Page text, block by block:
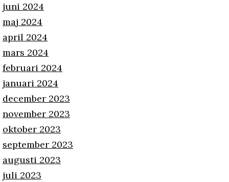
juni 2024
maj 2024
april 2024
mars 2024
februari 2024
januari 2024
december 2023
november 2023
oktober 2023
september 2023
augusti 2023
juli 2023